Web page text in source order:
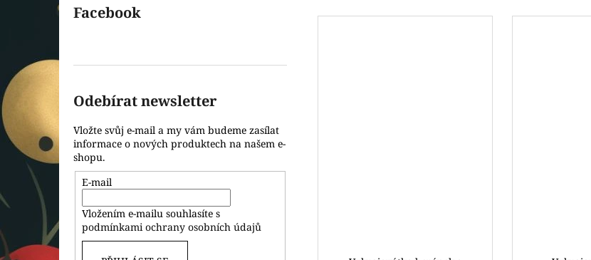
Facebook
Odebírat newsletter
Vložte svůj e-mail a my vám budeme zasílat
informace o nových produktech na našem e-
shopu.
E-mail
Vložením e-mailu souhlasíte s
podmínkami ochrany osobních údajů